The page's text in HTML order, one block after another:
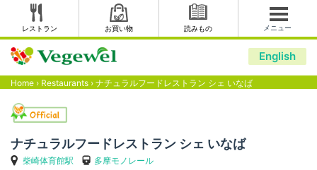
レストラン お買い物 読みもの メニュー
English
Home › Restaurants › ナチュラルフードレストラン シェ いなば
ナチュラルフードレストラン シェ いなば
柴崎体育館駅 多摩モノレール